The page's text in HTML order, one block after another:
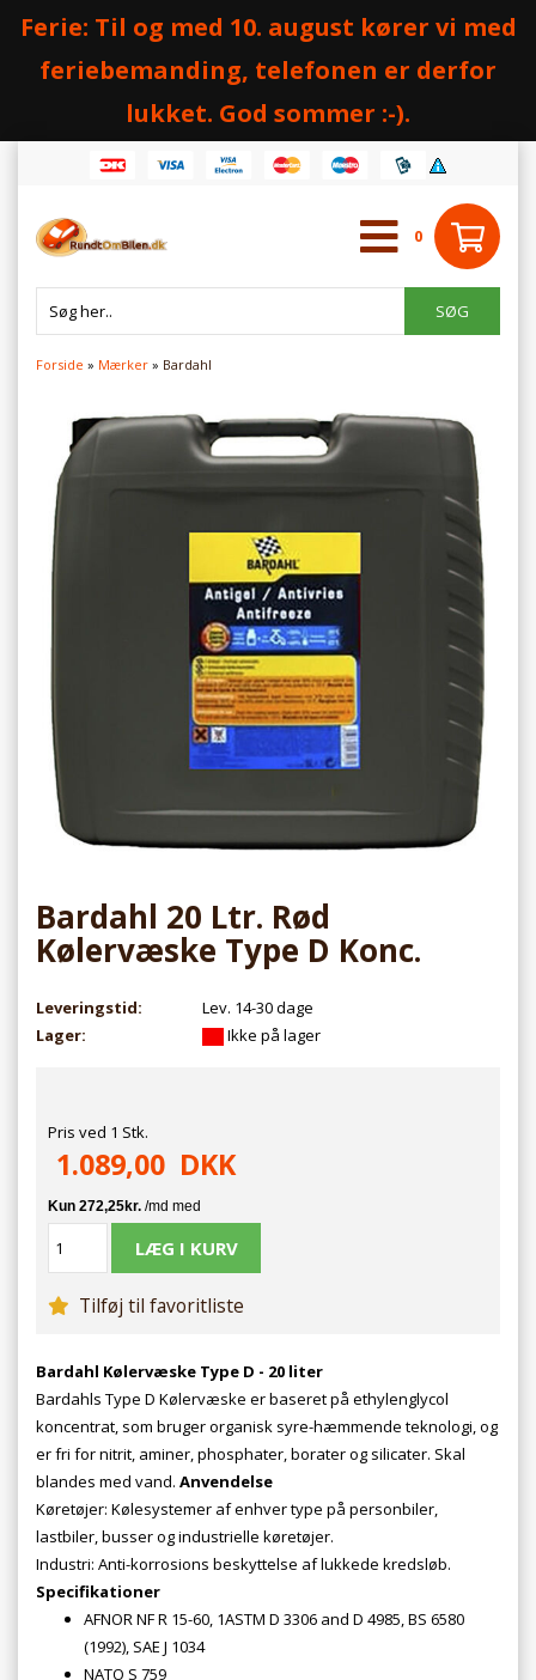
Ferie: Til og med 10. august kører vi med
feriebemanding, telefonen er derfor
lukket. God sommer :-).
0
Forside » Mærker » Bardahl
Bardahl 20 Ltr. Rød
Kølervæske Type D Konc.
Leveringstid:
Lev. 14-30 dage
Lager:
Ikke på lager
Pris ved 1 Stk.
1.089,00 DKK
Tilføj til favoritliste
Bardahl Kølervæske Type D - 20 liter
Bardahls Type D Kølervæske er baseret på ethylenglycol
koncentrat, som bruger organisk syre-hæmmende teknologi, og
er fri for nitrit, aminer, phosphater, borater og silicater. Skal
blandes med vand. Anvendelse
Køretøjer: Kølesystemer af enhver type på personbiler,
lastbiler, busser og industrielle køretøjer.
Industri: Anti-korrosions beskyttelse af lukkede kredsløb.
Specifikationer
AFNOR NF R 15-60, 1ASTM D 3306 and D 4985, BS 6580
(1992), SAE J 1034
NATO S 759